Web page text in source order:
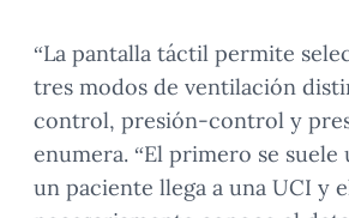
“La pantalla táctil permite
tres modos de ventilación
control, presión-control y
enumera. “El primero se
un paciente llega a una UCI y